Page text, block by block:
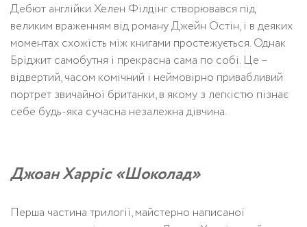
Дебют англійки Хелен Філдінг створювався під
великим враженням від роману Джейн Остін, і в деяких
моментах схожість між книгами простежується. Однак
Бріджит самобутня і прекрасна сама по собі. Це –
відвертий, часом комічний і неймовірно привабливий
портрет звичайної британки, в якому з легкістю пізнає
себе будь-яка сучасна незалежна дівчина.
Джоан Харріс «Шоколад»
Перша частина трилогії, майстерно написаної